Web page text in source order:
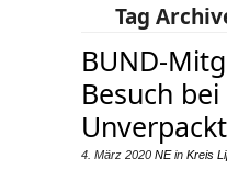
Tag
BUND-
Besuch
Unverpackt
4. März 2020 NEin Kreis